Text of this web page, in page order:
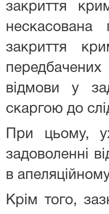
закриття
нескасована
закриття
відмови у
скаргою до
При цьому,
задоволенні
в
Крім того,